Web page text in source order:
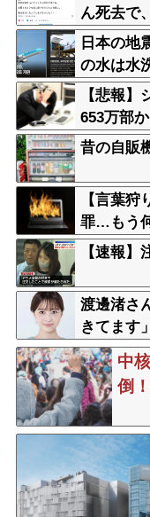
ん死去で
め」「暴
日本の地
の水は水
【悲報
653万部
昔の自販
【言葉
罪…もう
【速報】
渡邊渚さ
きてます」
中
倒